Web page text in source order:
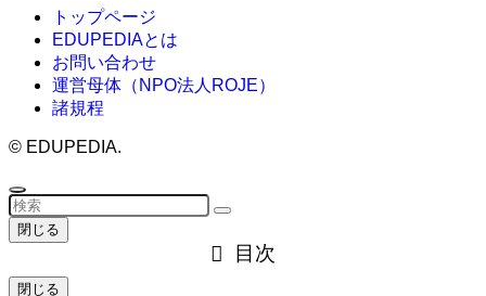
トップページ
EDUPEDIAとは
お問い合わせ
運営母体（NPO法人ROJE）
諸規程
© EDUPEDIA.
閉じる
目次
閉じる